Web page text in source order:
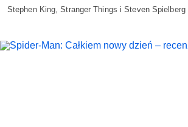
Stephen King, Stranger Things i Steven